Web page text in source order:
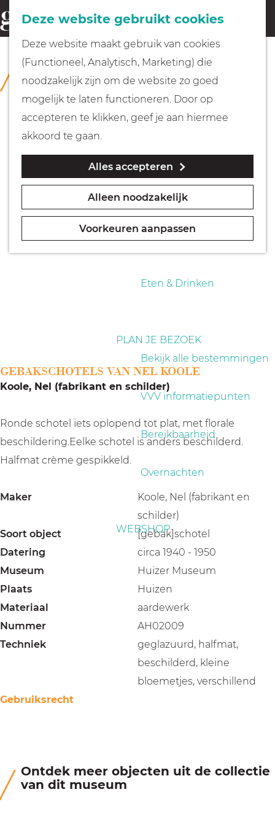
Deze website gebruikt cookies
Deze website maakt gebruik van cookies
(Functioneel, Analytisch, Marketing) die
noodzakelijk zijn om de website zo goed
mogelijk te laten functioneren. Door op
accepteren te klikken, geef je aan hiermee
akkoord te gaan.
Alles accepteren
Alleen noodzakelijk
Voorkeuren aanpassen
G
a
Fietsen
Wandelen
Geocachen
Naar het museum
Eten & Drinken
PLAN JE BEZOEK
Bekijk alle bestemmingen
VVV informatiepunten
Bereikbaarheid
Overnachten
WEBSHOP
o
e
k
e
n
COLLECTIE
Huizer Museum
GEBAKSCHOTELS VAN NEL KOOLE
Koole, Nel (fabrikant en schilder)
Ronde schotel iets oplopend tot plat, met florale
beschildering.Eelke schotel is anders beschilderd.
Halfmat crème gespikkeld.
Maker
Koole, Nel (fabrikant en
schilder)
Soort object
[gebak]schotel
Datering
circa 1940 - 1950
Museum
Huizer Museum
Plaats
Huizen
Materiaal
aardewerk
Nummer
AH02009
Techniek
geglazuurd, halfmat,
beschilderd, kleine
bloemetjes, verschillend
Gebruiksrecht
Ontdek meer objecten uit de collectie
van dit museum